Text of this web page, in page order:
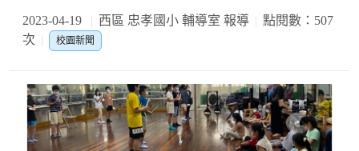
2023-04-19 西區 忠孝國小 輔導室 報導
點閱數：507
次
校園新聞